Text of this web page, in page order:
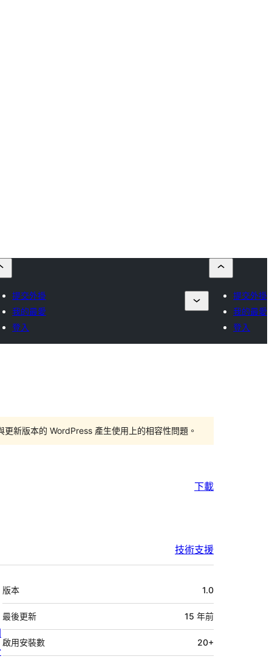
提交外掛
我的最愛
登入
提交外掛
我的最愛
登入
新版本的 WordPress 產生使用上的相容性問題。
下載
技術支援
中
繼
資
料
版本 1.0
最後更新 15 年前
啟用安裝數 20+